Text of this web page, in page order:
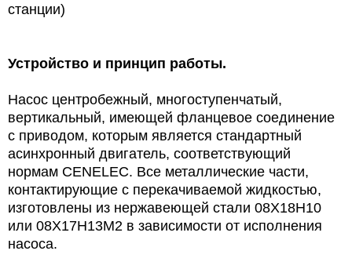
станции)
Устройство и принцип работы.
Насос центробежный, многоступенчатый,
вертикальный, имеющей фланцевое соединение
с приводом, которым является стандартный
асинхронный двигатель, соответствующий
нормам CENELEC. Все металлические части,
контактирующие с перекачиваемой жидкостью,
изготовлены из нержавеющей стали 08Х18Н10
или 08Х17Н13М2 в зависимости от исполнения
насоса.